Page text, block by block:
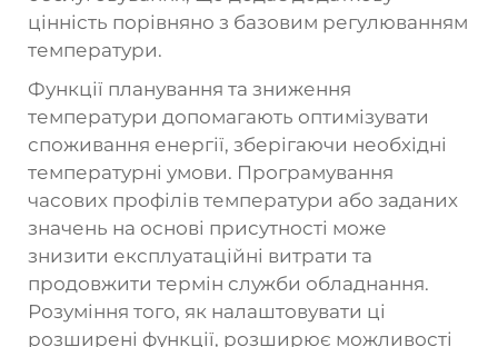
цінність порівняно з базовим регулюванням
температури.
Функції планування та зниження
температури допомагають оптимізувати
споживання енергії, зберігаючи необхідні
температурні умови. Програмування
часових профілів температури або заданих
значень на основі присутності може
знизити експлуатаційні витрати та
продовжити термін служби обладнання.
Розуміння того, як налаштовувати ці
розширені функції, розширює можливості